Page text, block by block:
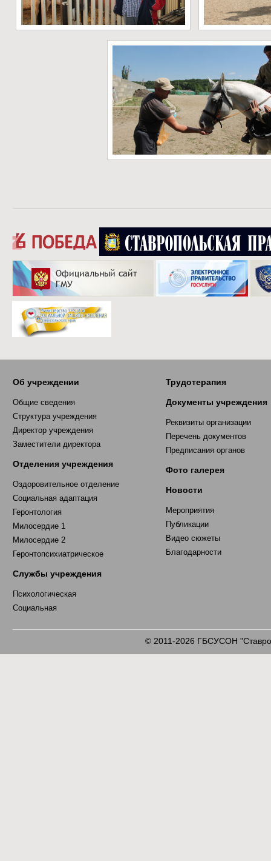
Об учреждении
Общие сведения
Структура учреждения
Директор учреждения
Заместители директора
Отделения учреждения
Оздоровительное отделение
Социальная адаптация
Геронтология
Милосердие 1
Милосердие 2
Геронтопсихиатрическое
Службы учреждения
Психологическая
Социальная
Трудотерапия
Документы учреждения
Реквизиты организации
Перечень документов
Предписания органов
Фото галерея
Новости
Мероприятия
Публикации
Видео сюжеты
Благодарности
©2011-2026 ГБСУСОН